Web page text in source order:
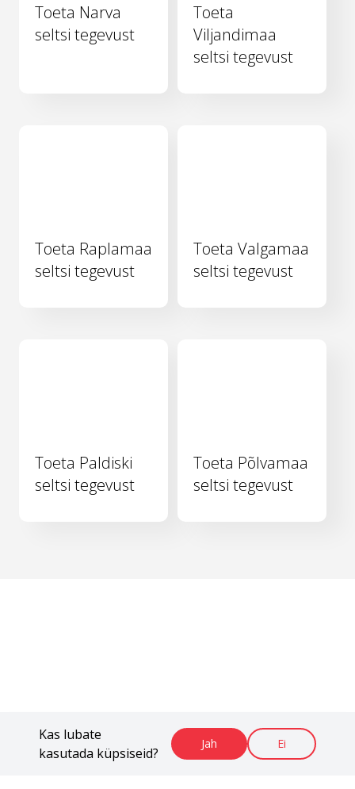
Kas lubate
kasutada küpsiseid?
Jah Ei
Toeta Narva
seltsi tegevust
Toeta
Viljandimaa
seltsi tegevust
Toeta Raplamaa
seltsi tegevust
Toeta Valgamaa
seltsi tegevust
Toeta Paldiski
seltsi tegevust
Toeta Põlvamaa
seltsi tegevust